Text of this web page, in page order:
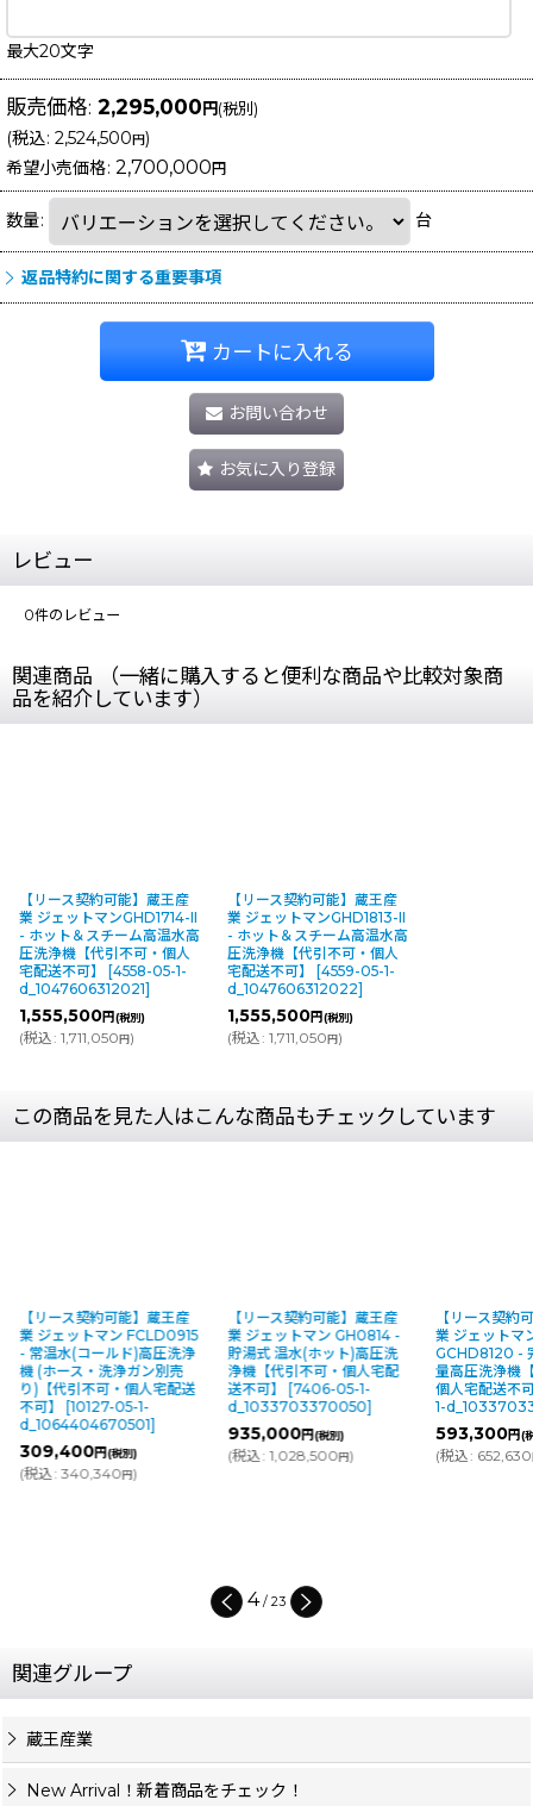
最大20文字
販売価格: 2,295,000円(税別)
(税込: 2,524,500円)
希望小売価格: 2,700,000 円
数量: 台
返品特約に関する重要事項
カートに入れる
お問い合わせ
お気に入り登録
レビュー
0件のレビュー
関連商品 （一緒に購入すると便利な商品や比較対象商
品を紹介しています）
【リース契約可能】蔵王産
業 ジェットマンGHD1714-II
- ホット＆スチーム高温水高
圧洗浄機【代引不可・個人
宅配送不可】
[4558-05-1-
d_1047606312021]
1,555,500円(税別)
(税込: 1,711,050円)
【リース契約可能】蔵王産
業 ジェットマンGHD1813-II
- ホット＆スチーム高温水高
圧洗浄機【代引不可・個人
宅配送不可】
[4559-05-1-
d_1047606312022]
1,555,500円(税別)
(税込: 1,711,050円)
この商品を見た人はこんな商品もチェックしています
【リース契約可能】蔵王産
業 ジェットマン FCLD0915
- 常温水(コールド)高圧洗浄
機 (ホース・洗浄ガン別売
り)【代引不可・個人宅配送
不可】
[10127-05-1-
d_1064404670501]
309,400円(税別)
(税込: 340,340円)
【リース契約可能】蔵王産
業 ジェットマン GH0814 -
貯湯式 温水(ホット)高圧洗
浄機【代引不可・個人宅配
送不可】
[7406-05-1-
d_1033703370050]
935,000円(税別)
(税込: 1,028,500円)
【リース契約
業 ジェットマ
GCHD8120 -
量高圧洗浄機
個人宅配送不
1-
593,300円(
(税込: 652,630
4/ 23
関連グループ
蔵王産業
New Arrival！新着商品をチェック！